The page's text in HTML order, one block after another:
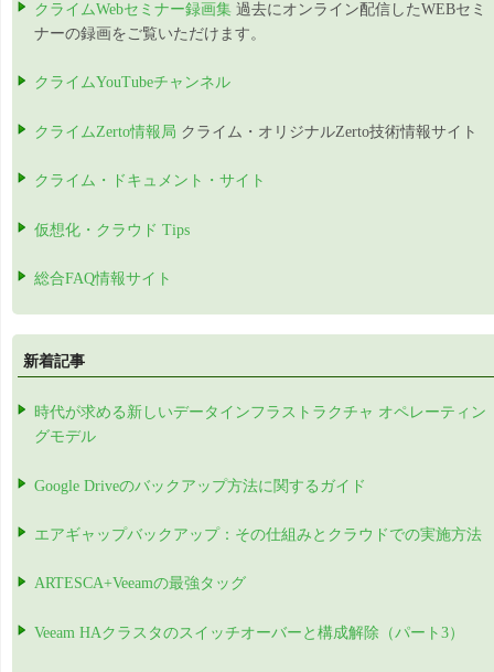
クライムWebセミナー録画集 過去にオンライン配信したWEBセミ
ナーの録画をご覧いただけます。
クライムYouTubeチャンネル
クライムZerto情報局 クライム・オリジナルZerto技術情報サイト
クライム・ドキュメント・サイト
仮想化・クラウド Tips
総合FAQ情報サイト
新着記事
時代が求める新しいデータインフラストラクチャ オペレーティン
グモデル
Google Driveのバックアップ方法に関するガイド
エアギャップバックアップ：その仕組みとクラウドでの実施方法
ARTESCA+Veeamの最強タッグ
Veeam HAクラスタのスイッチオーバーと構成解除（パート3）